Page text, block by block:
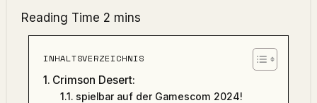
INHALTSVERZEICHNIS
Crimson Desert:
spielbar auf der Gamescom 2024!